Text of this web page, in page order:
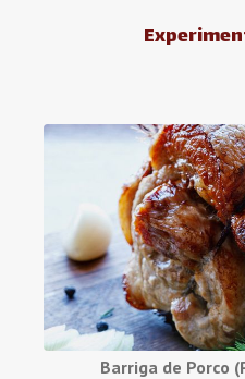
Barriga de Porco